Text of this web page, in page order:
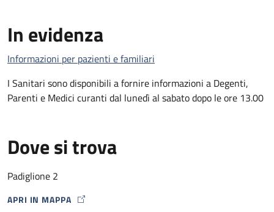
In evidenza
Informazioni per pazienti e familiari
I Sanitari sono disponibili a fornire informazioni a Degenti,
Parenti e Medici curanti dal lunedì al sabato dopo le ore 13.00
Dove si trova
Padiglione 2
APRI IN MAPPA
MAP ICON